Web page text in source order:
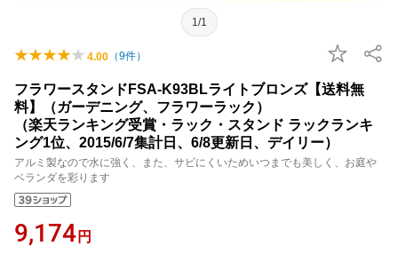
1/1
4.00 （9件）
フラワースタンドFSA-K93BLライトブロンズ【送料無
料】（ガーデニング、フラワーラック）
（楽天ランキング受賞・ラック・スタンド ラックランキ
ング1位、2015/6/7集計日、6/8更新日、デイリー）
アルミ製なので水に強く、また、サビにくいためいつまでも美しく、お庭や
ベランダを彩ります
9,174 円